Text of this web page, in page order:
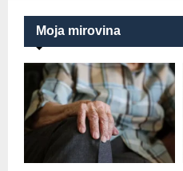
Moja mirovina